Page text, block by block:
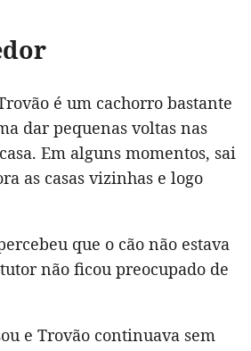
é um cachorro bastante
dar pequenas voltas nas
Em alguns momentos, sai
as casas vizinhas e logo
que o cão não estava
não ficou preocupado de
e Trovão continuava sem